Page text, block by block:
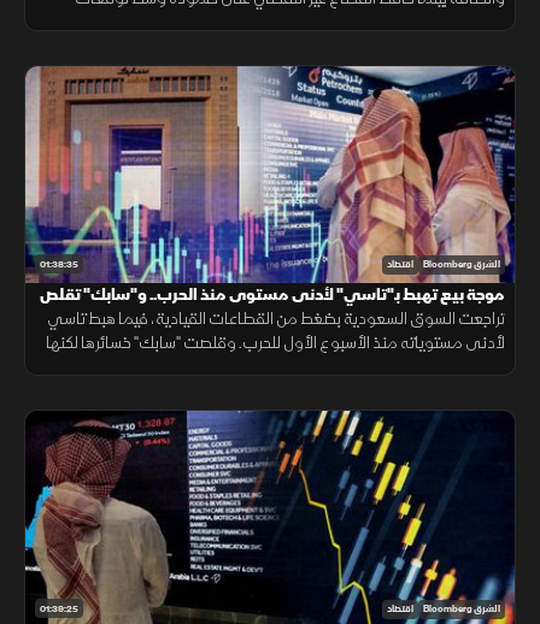
01:38:35 الشرق Bloomberg اقتصاد
موجة بيع تهبط بـ"تاسي" لأدنى مستوى منذ الحرب.. و"سابك" تقلص
خسائرها
تراجعت السوق السعودية بضغط من القطاعات القيادية، فيما هبط تاسي
لأدنى مستوياته منذ الأسبوع الأول للحرب. وقلصت "سابك" خسائرها لكنها
01:39:25 الشرق Bloomberg اقتصاد